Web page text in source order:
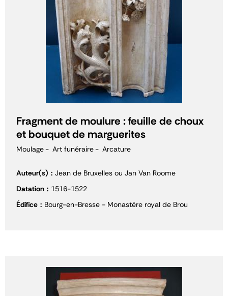
Fragment de moulure : feuille de choux
et bouquet de marguerites
Moulage Art funéraire Arcature
Auteur(s)
Jean de Bruxelles ou Jan Van Roome
Datation
1516-1522
Édifice
Bourg-en-Bresse - Monastère royal de Brou